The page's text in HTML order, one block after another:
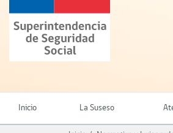
contenido
principal
Superintendencia
de
Seguridad
(SUSESO)
Chile
Inicio La Suseso